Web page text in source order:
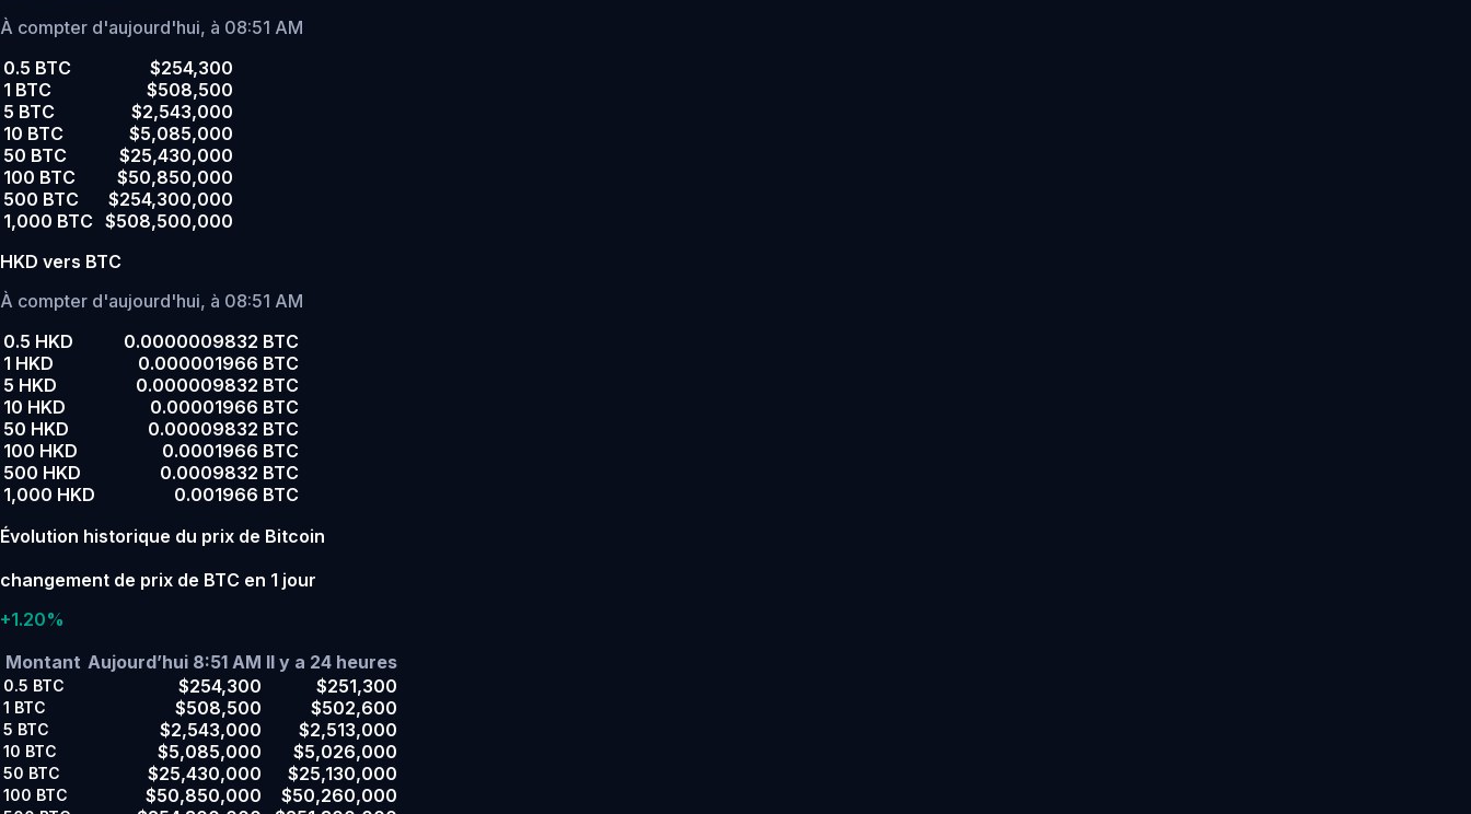
À compter d'aujourd'hui, à 08:51 AM
0.5 BTC
$254,300
1 BTC
$508,500
5 BTC
$2,543,000
10 BTC
$5,085,000
50 BTC
$25,430,000
100 BTC
$50,850,000
500 BTC
$254,300,000
1,000 BTC $508,500,000
HKD vers BTC
À compter d'aujourd'hui, à 08:51 AM
0.5 HKD
0.0000009832 BTC
1 HKD
0.000001966 BTC
5 HKD
0.000009832 BTC
10 HKD
0.00001966 BTC
50 HKD
0.00009832 BTC
100 HKD
0.0001966 BTC
500 HKD
0.0009832 BTC
1,000 HKD
0.001966 BTC
Évolution historique du prix de Bitcoin
changement de prix de BTC en 1 jour
+1.20%
Montant Aujourd’hui 8:51 AM Il y a 24 heures
0.5 BTC $254,300 $251,300
1 BTC $508,500 $502,600
5 BTC $2,543,000 $2,513,000
10 BTC $5,085,000 $5,026,000
50 BTC $25,430,000 $25,130,000
100 BTC $50,850,000 $50,260,000